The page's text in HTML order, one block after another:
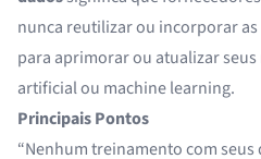
nunca reutilizar ou incorporar
para aprimorar ou atualizar
artificial ou machine learning.
Principais Pontos
“Nenhum treinamento com seus